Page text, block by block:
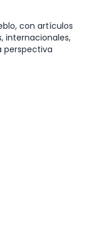
con artículos
internacionales,
perspectiva